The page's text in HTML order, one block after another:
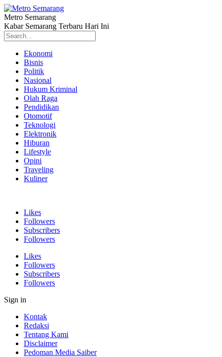
Metro Semarang
Kabar Semarang Terbaru Hari Ini
Ekonomi
Bisnis
Politik
Nasional
Hukum Kriminal
Olah Raga
Pendidikan
Otomotif
Teknologi
Elektronik
Hiburan
Lifestyle
Opini
Traveling
Kuliner
Likes
Followers
Subscribers
Followers
Likes
Followers
Subscribers
Followers
Sign in
Kontak
Redaksi
Tentang Kami
Disclaimer
Pedoman Media Saiber